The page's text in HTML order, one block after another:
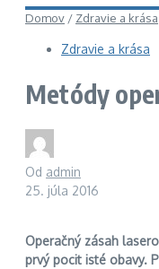
Domov / Zdravie a krása
Zdravie a krása
Metódy
Od admin
25. júla 2016
Operačný zásah
prvýpocit isté obavy.